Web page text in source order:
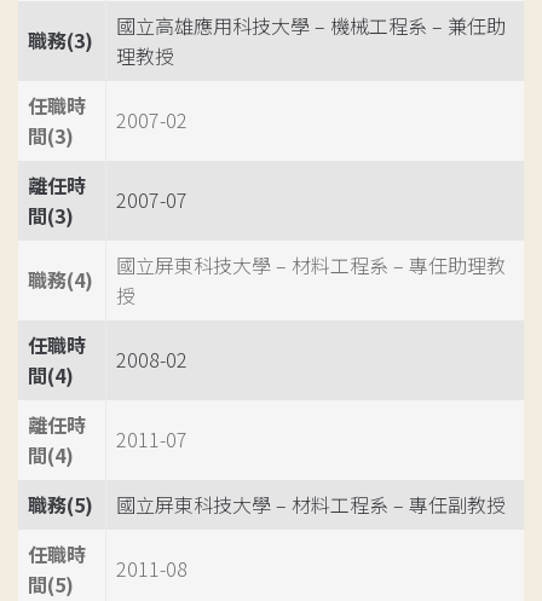
職務(3)
國立高雄應用科技大學 – 機械工程系 – 兼任助
理教授
任職時
間(3)
2007-02
離任時
間(3)
2007-07
職務(4)
國立屏東科技大學 – 材料工程系 – 專任助理教
授
任職時
間(4)
2008-02
離任時
間(4)
2011-07
職務(5)
國立屏東科技大學 – 材料工程系 – 專任副教授
任職時
間(5)
2011-08